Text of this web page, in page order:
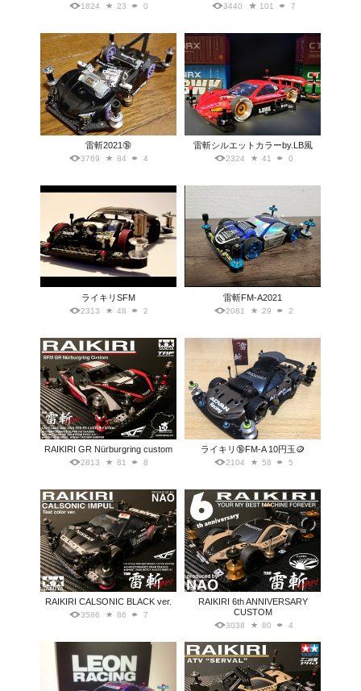
1824 23 0 3440 101 7
雷斬2021🔞
3769 84 4
雷斬シルエットカラーby.LB風
2324 41 0
ライキリSFM
2313 48 2
雷斬FM-A2021
2081 29 2
RAIKIRI GR Nürburgring custom
2813 81 8
ライキリ🔞FM-A 10円玉🪙
2104 58 5
RAIKIRI CALSONIC BLACK ver.
3586 86 7
RAIKIRI 6th ANNIVERSARY
CUSTOM
3038 80 4